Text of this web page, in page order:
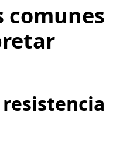
comunes